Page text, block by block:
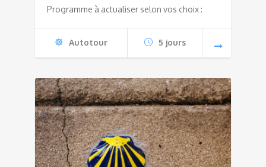
Programme à actualiser selon vos choix :
Autotour 5 jours